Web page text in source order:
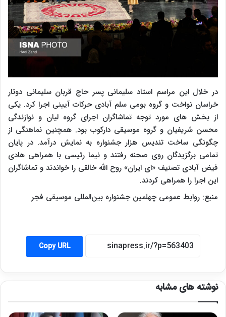
در خلال این مراسم استاد سلیمانی پسر حاج قربان سلیمانی دوتار
خراسان نواخت و گروه بومی سلم آبادی حرکات آیینی اجرا کرد. یکی
از بخش های مورد توجه تماشاگران اجرای گروه لیان و نوازندگی
محسن شریفیان و گروه موسیقی دارکوب بود. همچنین نماهنگی از
چگونگی ساخت تندیس هزار جشنواره به نمایش درآمد. در پایان
تمامی برگزیدگان روی صحنه رفتند و نیما رئیسی با همراهی هادی
فیض آبادی تصنیف «ای ایران» روح الله خالقی را خواندند و تماشاگران
این اجرا را همراهی کردند.
منبع: روابط عمومی چهلمین جشنواره بین‌المللی موسیقی فجر
Copy URL
نوشته های مشابه